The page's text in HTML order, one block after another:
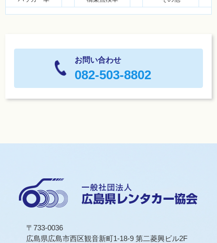
お問い合わせ
082-503-8802
〒733-0036
広島県広島市西区観音新町1-18-9 第二菱興ビル2F